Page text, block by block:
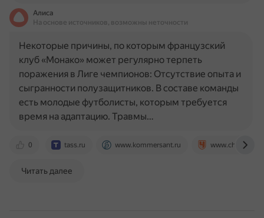
Алиса
На основе источников, возможны неточности
0 tass.ru www.kommersant.ru
Некоторые причины, по которым французский
клуб «Монако» может регулярно терпеть
поражения в Лиге чемпионов: Отсутствие опыта и
сыгранности полузащитников. В составе команды
есть молодые футболисты, которым требуется
время на адаптацию. Травмы…
Читать далее